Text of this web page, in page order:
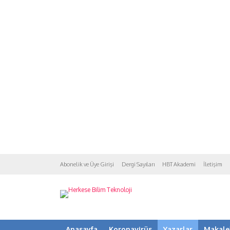
Abonelik ve Üye Girişi Dergi Sayıları HBT Akademi İletişim